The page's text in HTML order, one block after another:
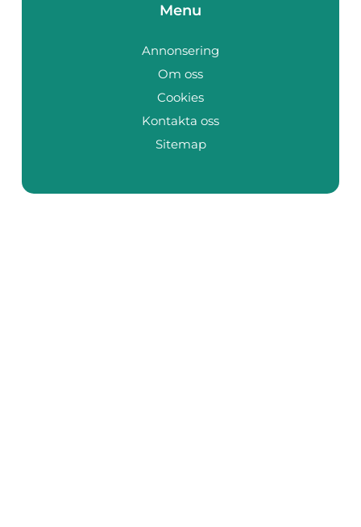
Menu
Annonsering
Om oss
Cookies
Kontakta oss
Sitemap